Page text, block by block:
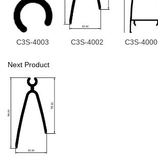
C3S-4003 C3S-4002 C3S-4000
Next Product